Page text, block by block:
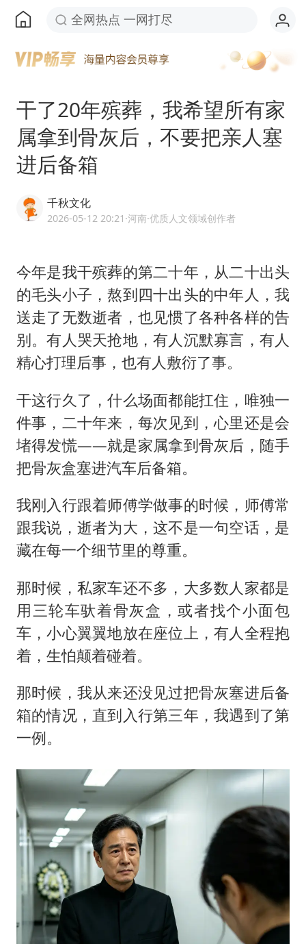
全网热点 一网打尽
干了20年殡葬，我希望所有家
属拿到骨灰后，不要把亲人塞
进后备箱
千秋文化
2026-05-12 20:21 ·河南·优质人文领域创作者
今年是我干殡葬的第二十年，从二十出头
的毛头小子，熬到四十出头的中年人，我
送走了无数逝者，也见惯了各种各样的告
别。有人哭天抢地，有人沉默寡言，有人
精心打理后事，也有人敷衍了事。
干这行久了，什么场面都能扛住，唯独一
件事，二十年来，每次见到，心里还是会
堵得发慌——就是家属拿到骨灰后，随手
把骨灰盒塞进汽车后备箱。
我刚入行跟着师傅学做事的时候，师傅常
跟我说，逝者为大，这不是一句空话，是
藏在每一个细节里的尊重。
那时候，私家车还不多，大多数人家都是
用三轮车驮着骨灰盒，或者找个小面包
车，小心翼翼地放在座位上，有人全程抱
着，生怕颠着碰着。
那时候，我从来还没见过把骨灰塞进后备
箱的情况，直到入行第三年，我遇到了第
一例。